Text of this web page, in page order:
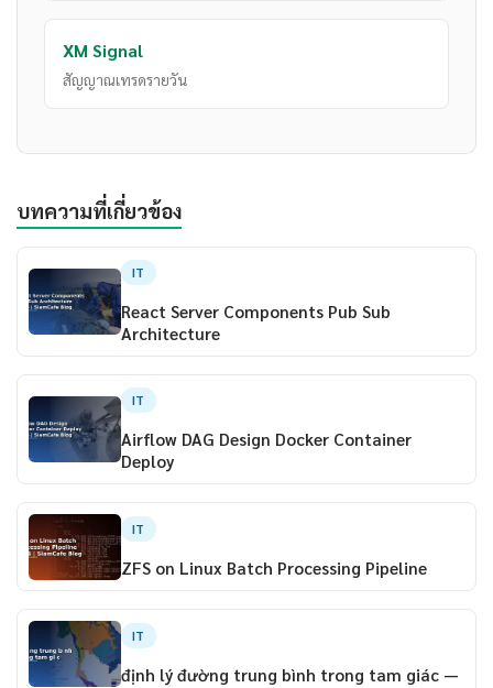
XM Signal
สัญญาณเทรดรายวัน
บทความที่เกี่ยวข้อง
IT
React Server Components Pub Sub
Architecture
IT
Airflow DAG Design Docker Container
Deploy
IT
ZFS on Linux Batch Processing Pipeline
IT
định lý đường trung bình trong tam giác —